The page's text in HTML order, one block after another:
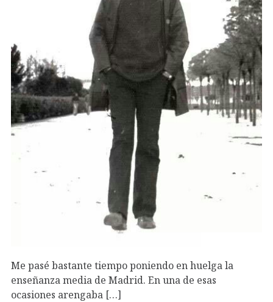
Me pasé bastante tiempo poniendo en huelga la
enseñanza media de Madrid. En una de esas
ocasiones arengaba […]